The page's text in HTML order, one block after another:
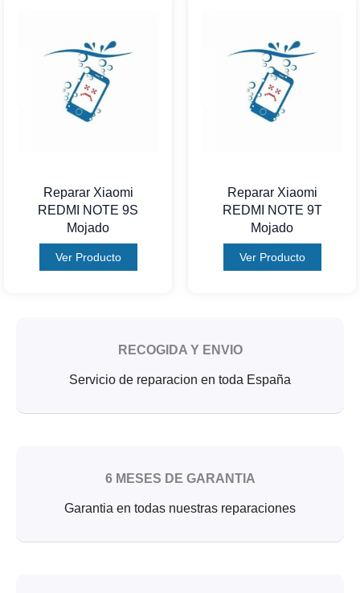
Reparar Xiaomi
REDMI NOTE 9S
Mojado
Ver Producto
Reparar Xiaomi
REDMI NOTE 9T
Mojado
Ver Producto
RECOGIDA Y ENVIO
Servicio de reparacion en toda España
6 MESES DE GARANTIA
Garantia en todas nuestras reparaciones